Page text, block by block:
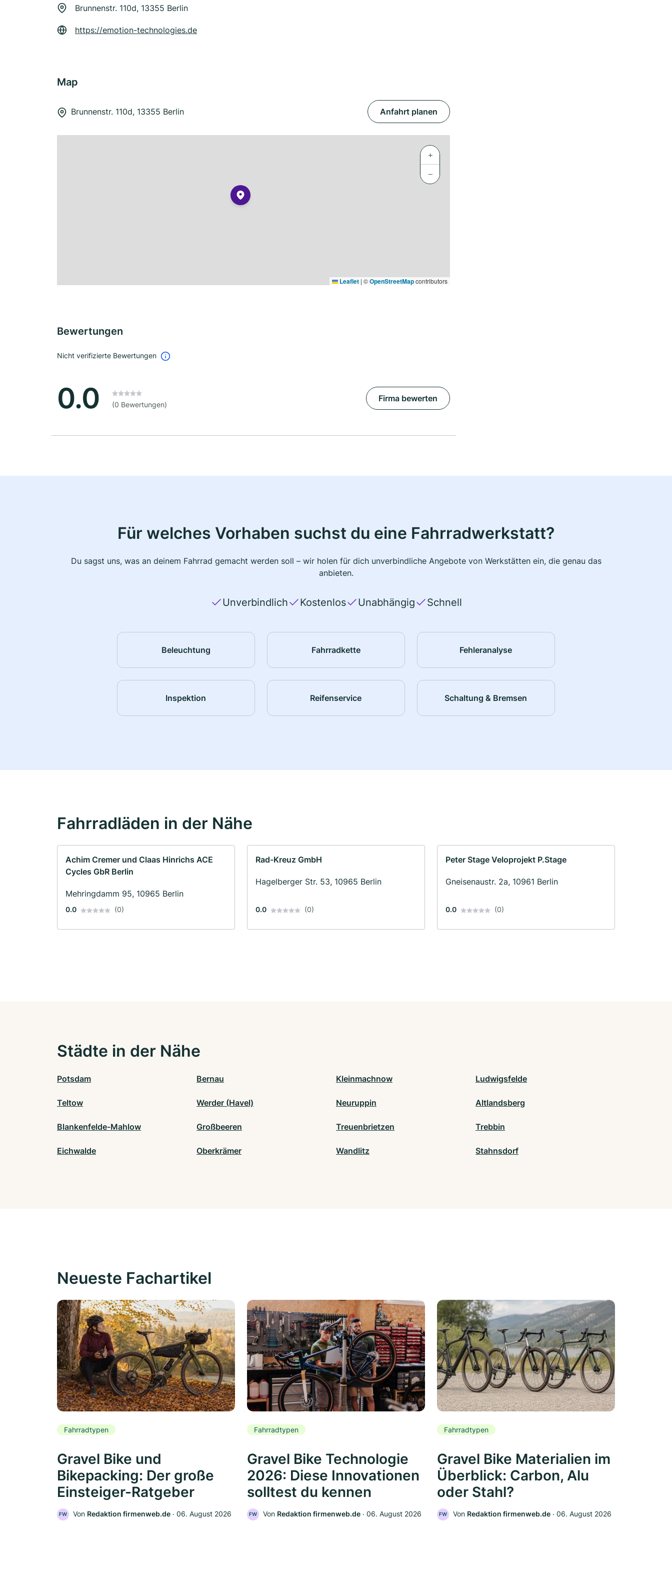
Brunnenstr. 110d, 13355 Berlin
https://emotion-technologies.de
Map
Brunnenstr. 110d, 13355 Berlin Anfahrt planen
+
−
Leaflet | ©OpenStreetMapcontributors
Bewertungen
Nicht verifizierte Bewertungen
0.0 (0 Bewertungen)
Firma bewerten
Für welches Vorhaben suchst du eine Fahrradwerkstatt?
Du sagst uns, was an deinem Fahrrad gemacht werden soll – wir holen für dich unverbindliche Angebote von Werkstätten ein, die genau das
anbieten.
Unverbindlich Kostenlos Unabhängig Schnell
Beleuchtung Fahrradkette Fehleranalyse
Inspektion Reifenservice Schaltung & Bremsen
Fahrradläden in der Nähe
Achim Cremer und Claas Hinrichs ACE
Cycles GbR Berlin
Mehringdamm 95, 10965 Berlin
0.0 (0)
Rad-Kreuz GmbH
Hagelberger Str. 53, 10965 Berlin
0.0 (0)
Peter Stage Veloprojekt P.Stage
Gneisenaustr. 2a, 10961 Berlin
0.0 (0)
Städte in der Nähe
Potsdam Bernau Kleinmachnow Ludwigsfelde
Teltow Werder (Havel) Neuruppin Altlandsberg
Blankenfelde-Mahlow Großbeeren Treuenbrietzen Trebbin
Eichwalde Oberkrämer Wandlitz Stahnsdorf
Neueste Fachartikel
Fahrradtypen
Gravel Bike und
Bikepacking: Der große
Einsteiger-Ratgeber
FW Von Redaktion firmenweb.de ‧ 06. August 2026
Fahrradtypen
Gravel Bike Technologie
2026: Diese Innovationen
solltest du kennen
FW Von Redaktion firmenweb.de ‧ 06. August 2026
Fahrradtypen
Gravel Bike Materialien im
Überblick: Carbon, Alu
oder Stahl?
FW Von Redaktion firmenweb.de ‧ 06. August 2026